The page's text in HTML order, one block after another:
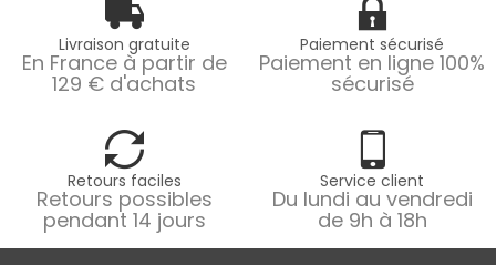
Livraison gratuite
En France à partir de
129 € d'achats
Paiement sécurisé
Paiement en ligne 100%
sécurisé
Retours faciles
Retours possibles
pendant 14 jours
Service client
Du lundi au vendredi
de 9h à 18h